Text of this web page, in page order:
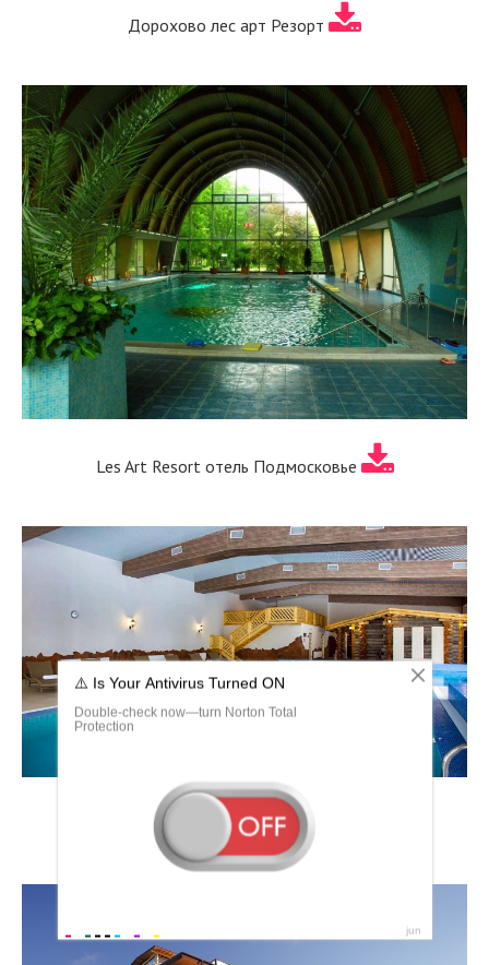
Дорохово лес арт Резорт
Les Art Resort отель Подмосковье
Звенигород парк отель карта территории